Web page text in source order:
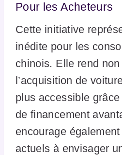
Pour les Acheteurs
Cette initiative
inédite pour les
chinois. Elle rend
l’acquisition de
plus accessible
de financement
encourage
actuels à envisager